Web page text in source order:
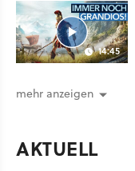
14:45
mehr anzeigen
AKTUELL